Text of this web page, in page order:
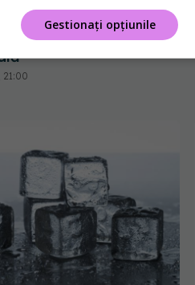
pui o lingură de lemn
Gestionați opțiunile